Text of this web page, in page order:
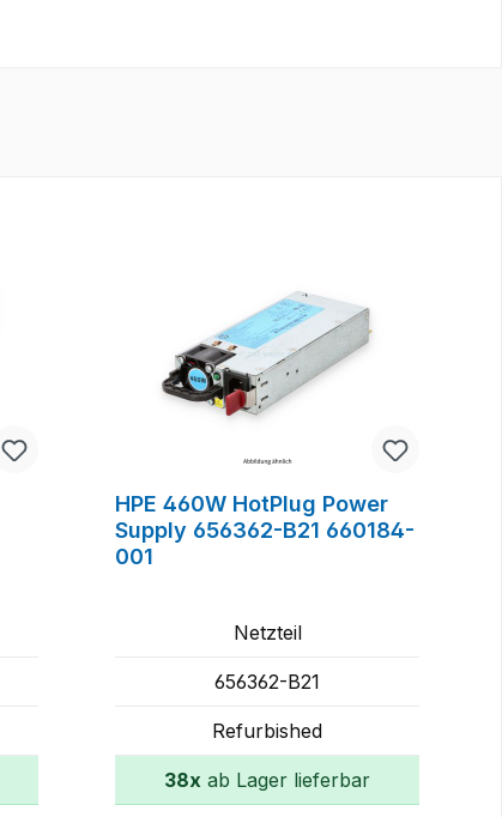
HPE 460W HotPlug Power
Supply 656362-B21 660184-
001
Netzteil
656362-B21
Refurbished
38x ab Lager lieferbar